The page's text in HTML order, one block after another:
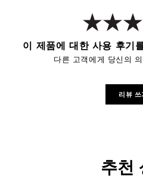
이 제품에 대한 사용 후기
다른 고객에게 당신의
리뷰 쓰
추천